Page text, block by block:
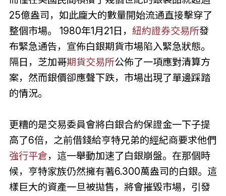
25億盎司，如此龐大的數量開始流通直接擊穿了
整個市場。 1980年1月21日， 紐約證券交易所發
布緊急通告，宣佈白銀期貨市場陷入緊急狀態。
隔日，芝加哥期貨交易所公佈了一項應對清算方
案，然而銀價卻應聲下跌，市場出現了單邊踩踏
的情況。
更糟的是交易委員會將白銀合約保證金一下子提
高了6倍，之前借錢給亨特兄弟的經紀商要求他們
強行平倉，這一舉動加速了白銀崩盤。在那個時
候，亨特家族仍然擁有著6.300萬盎司的白銀。這
樣巨大的資產一旦被拋售，將會摧毀市場，引發